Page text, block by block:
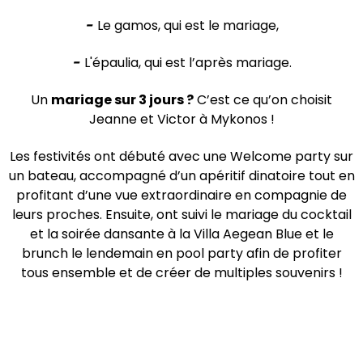
- Le gamos, qui est le mariage,
- L'épaulia, qui est l’après mariage.
Un mariage sur 3 jours ?C’est ce qu’on choisit
Jeanne et Victor à Mykonos !
Les festivités ont débuté avec une Welcome party sur
un bateau, accompagné d’un apéritif dinatoire tout en
profitant d’une vue extraordinaire en compagnie de
leurs proches. Ensuite, ont suivi le mariage du cocktail
et la soirée dansante à la Villa Aegean Blue et le
brunch le lendemain en pool party afin de profiter
tous ensemble et de créer de multiples souvenirs !